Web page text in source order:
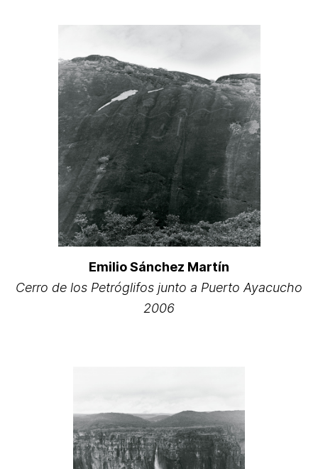
Emilio Sánchez Martín
Cerro de los Petróglifos junto a Puerto Ayacucho
2006